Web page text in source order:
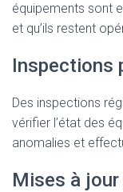
équipements sont
et qu’ils restent
Inspections
Des inspections
vérifier l’état des
anomalies et
Mises à